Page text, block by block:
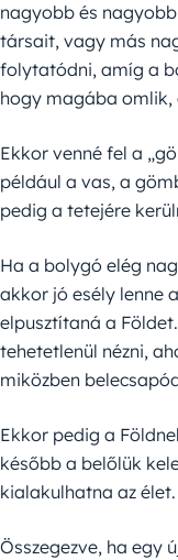
nagyobb és
társait, vagy más
folytatódni, amíg a
hogy magába
Ekkor venné fel a
például a vas, a
pedig a tetejére
Ha a bolygó elég
akkor jó esély lenne
elpusztítaná a
tehetetlenül nézni,
miközben
Ekkor pedig a
később a belőlük
kialakulhatna az élet.
Összegezve, ha egy